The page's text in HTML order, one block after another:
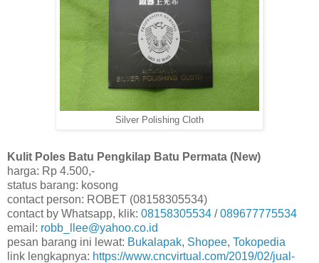
Silver Polishing Cloth
Kulit Poles Batu Pengkilap Batu Permata (New)
harga: Rp 4.500,-
status barang: kosong
contact person: ROBET (08158305534)
contact by Whatsapp, klik: 08158305534 /089677775534
email: robb_llee@yahoo.co.id
pesan barang ini lewat: Bukalapak, Shopee, Tokopedia
link lengkapnya: https://www.cncvirtual.com/2019/02/jual-